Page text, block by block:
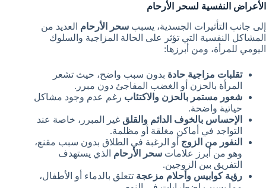
الأعراض النفسية لسحر الأرحام
إلى جانب التأثيرات الجسدية، يسبب سحر الأرحام العديد من
المشاكل النفسية التي تؤثر على الحالة المزاجية والسلوك
اليومي للمرأة، ومن أبرزها:
تقلبات مزاجية حادة بدون سبب واضح، حيث تشعر
المرأة بالحزن أو الغضب المفاجئ دون مبرر.
شعور مستمر بالحزن والاكتئاب رغم عدم وجود مشاكل
حياتية واضحة.
الإحساس بالخوف الدائم والقلق غير المبرر، خاصة عند
التواجد في أماكن مغلقة أو مظلمة.
النفور من الزوج أو الرغبة في الطلاق بدون سبب مقنع،
وهو من أبرز علامات سحر الأرحام الذي يستهدف
التفريق بين الزوجين.
رؤية كوابيس وأحلام مزعجة تتعلق بالدماء أو الأطفال،